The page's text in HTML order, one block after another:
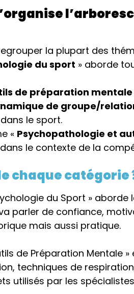
la plupart des
du sport » aborde
de préparation mentale
de groupe/
le sport.
« Psychopathologie et
le contexte de la
chaque catégorie
du Sport »
parler de confiance,
mais aussi pratique.
de Préparation Mentale
techniques de
utilisés par les